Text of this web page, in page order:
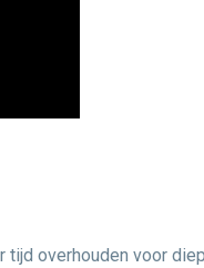
overhouden voor